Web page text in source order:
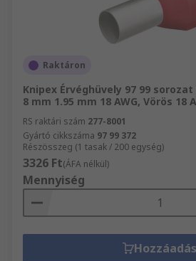
Raktáron
Knipex Érvéghüvely 97 99
8 mm 1.95 mm 18 AWG, Vörös 18
RS raktári szám 277-8001
Gyártó cikkszáma 97 99 372
Részösszeg (1 tasak / 200 egység)
3326 Ft(ÁFA nélkül)
Mennyiség
Hozzáadás